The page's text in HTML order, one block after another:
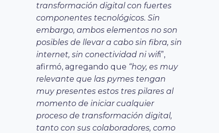
transformación digital con fuertes
componentes tecnológicos. Sin
embargo, ambos elementos no son
posibles de llevar a cabo sin fibra, sin
internet, sin conectividad ni wifi”,
afirmó, agregando que “hoy, es muy
relevante que las pymes tengan
muy presentes estos tres pilares al
momento de iniciar cualquier
proceso de transformación digital,
tanto con sus colaboradores, como